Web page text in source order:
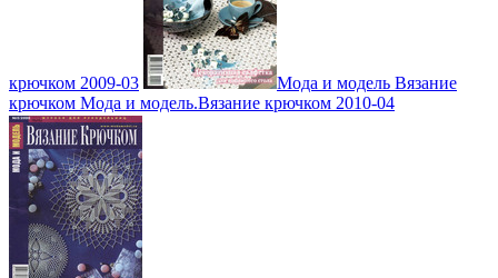
крючком 2009-03
Мода и модель Вязание
крючком Мода и модель.Вязание крючком 2010-04